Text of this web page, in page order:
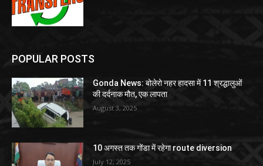
POPULAR POSTS
Gonda News: बोलेरो नहर हादसा में 11 श्रद्धालुओं
की दर्दनाक मौत, एक लापता
August 3, 2025
10 अगस्त तक गोंडा में रहेगा route diversion
July 12, 2025